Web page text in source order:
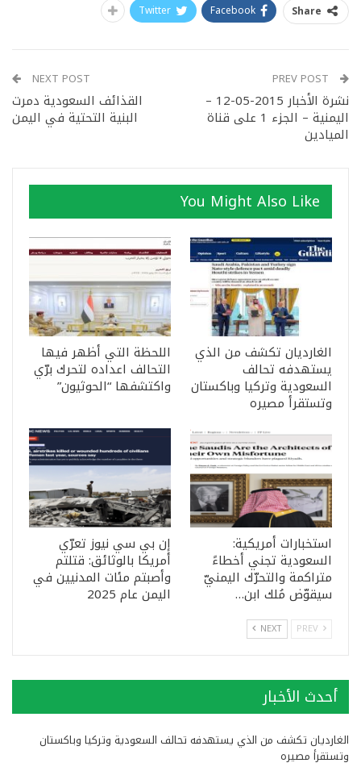
Share
Facebook
Twitter
نشرة الأخبار 2015-05-12 –
اليمنية – الجزء 1 على قناة
الميادين
NEXT POST
القذائف السعودية دمرت
البنية التحتية في اليمن
You Might Also Like
الغارديان تكشف من الذي
يستهدفه تحالف
السعودية وتركيا وباكستان
وتستقرأ مصيره
اللحظة التي أظهر فيها
التحالف اعداده لتحرك برّي
واكتشفها “الحوثيون”
استخبارات أمريكية:
السعودية تجني أخطاءً
متراكمة والتحرّك اليمنيّ
سيقوّض مُلك ابن…
إن بي سي نيوز تعرّي
أمريكا بالوثائق: قتلتم
وأصبتم مئات المدنيين في
اليمن عام 2025
NEXT
أحدث الأخبار
الغارديان تكشف من الذي يستهدفه تحالف السعودية وتركيا وباكستان
وتستقرأ مصيره